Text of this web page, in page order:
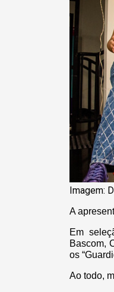
Imagem:
A
Em
Bascom,
os
Ao todo,